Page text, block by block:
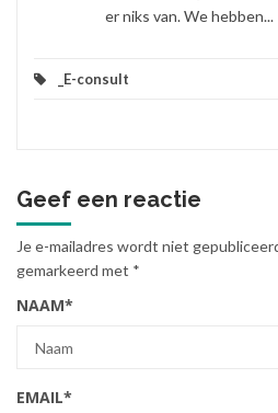
er niks van. We hebben...
_E-consult
Geef een reactie
Je e-mailadres wordt niet
gemarkeerd met *
NAAM*
EMAIL*